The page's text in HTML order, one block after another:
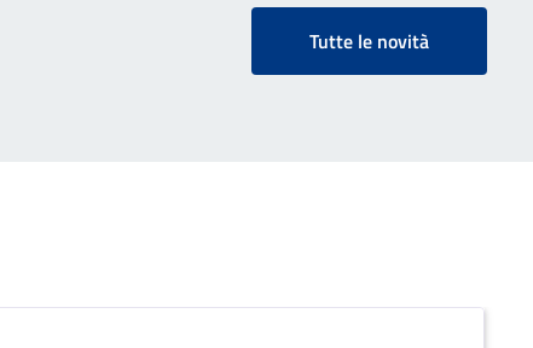
Tutte le novità